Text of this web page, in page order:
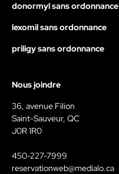
donormyl sans ordonnance
lexomil sans ordonnance
priligy sans ordonnance
Nous joindre
36, avenue Filion
Saint-Sauveur, QC
J0R 1R0
450-227-7999
reservationweb@medialo.ca